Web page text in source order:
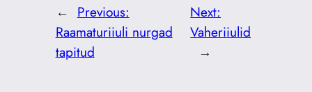
← Previous:
Raamaturiiuli nurgad
tapitud
Next:
Vaheriiulid
→